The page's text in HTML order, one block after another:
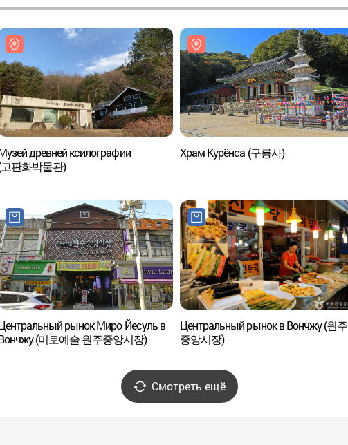
древней ксилографии
판화박물관)
Храм Курёнса (구룡사)
рынок Миро Йесуль в
(미로예술 원주중앙시장)
Центральный рынок в Вончжу (원주
중앙시장)
Смотреть ещё